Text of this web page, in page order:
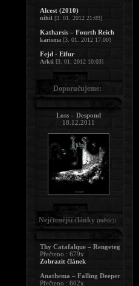
Alcest (2010)
nihil [3. 01. 2012 21:09]
Katharsis – Fourth Reich
karisma [3. 01. 2012 17:00]
Fejd - Eifur
Arkti [3. 01. 2012 10:03]
Doporučujeme:
Loss – Despond
18.12.2011
Nejčtenější články (měsíc):
Thy Catafalque – Rengeteg
Přečteno : 679x
Zobrazit článek
Anathema – Falling Deeper
Přečteno : 602x